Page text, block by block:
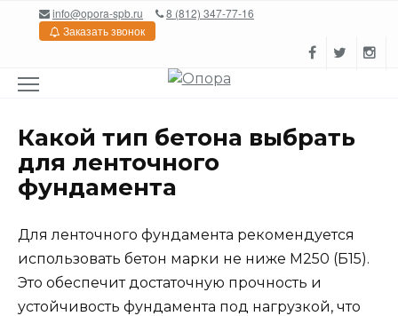
Перейтиinfo@opora-spb.ru
8 (812) 347-77-16
Заказать звонок
Какой тип бетона выбрать
для ленточного
фундамента
Для ленточного фундамента рекомендуется
использовать бетон марки не ниже М250 (Б15).
Это обеспечит достаточную прочность и
устойчивость фундамента под нагрузкой, что